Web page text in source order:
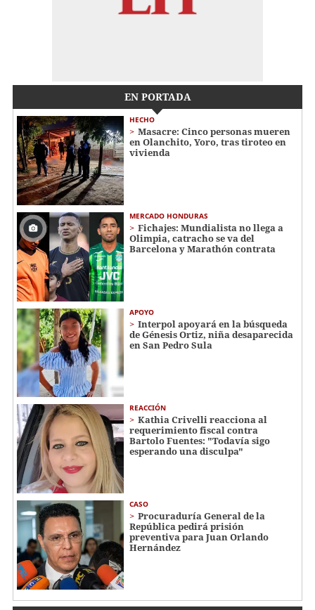
EN PORTADA
HECHO
Masacre: Cinco personas mueren
en Olanchito, Yoro, tras tiroteo en
vivienda
MERCADO HONDURAS
Fichajes: Mundialista no llega a
Olimpia, catracho se va del
Barcelona y Marathón contrata
APOYO
Interpol apoyará en la búsqueda
de Génesis Ortiz, niña desaparecida
en San Pedro Sula
REACCIÓN
Kathia Crivelli reacciona al
requerimiento fiscal contra
Bartolo Fuentes: "Todavía sigo
esperando una disculpa"
CASO
Procuraduría General de la
República pedirá prisión
preventiva para Juan Orlando
Hernández